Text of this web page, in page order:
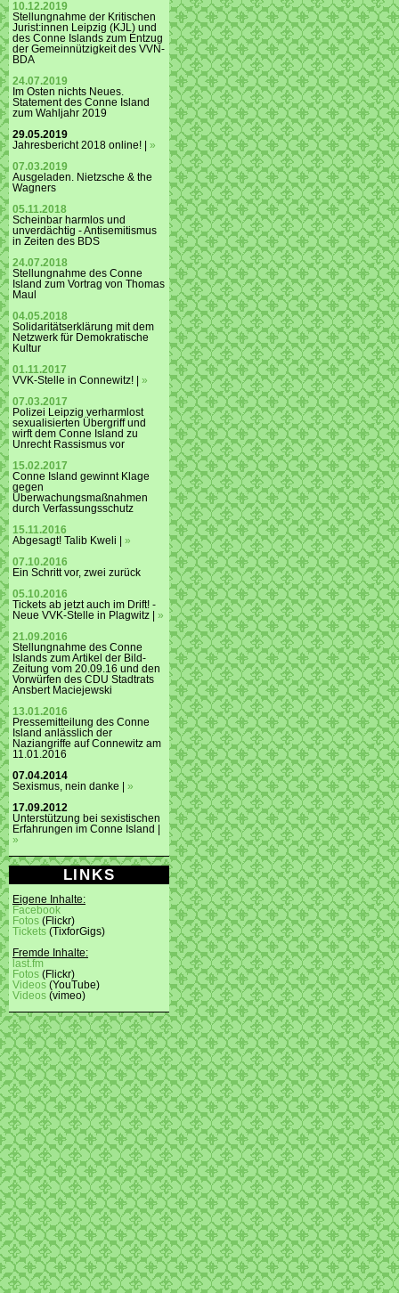
10.12.2019
Stellungnahme der Kritischen
Jurist:innen Leipzig (KJL) und
des Conne Islands zum Entzug
der Gemeinnützigkeit des VVN-
BDA
24.07.2019
Im Osten nichts Neues.
Statement des Conne Island
zum Wahljahr 2019
29.05.2019
Jahresbericht 2018 online! | »
07.03.2019
Ausgeladen. Nietzsche & the
Wagners
05.11.2018
Scheinbar harmlos und
unverdächtig - Antisemitismus
in Zeiten des BDS
24.07.2018
Stellungnahme des Conne
Island zum Vortrag von Thomas
Maul
04.05.2018
Solidaritätserklärung mit dem
Netzwerk für Demokratische
Kultur
01.11.2017
VVK-Stelle in Connewitz! | »
07.03.2017
Polizei Leipzig verharmlost
sexualisierten Übergriff und
wirft dem Conne Island zu
Unrecht Rassismus vor
15.02.2017
Conne Island gewinnt Klage
gegen
Überwachungsmaßnahmen
durch Verfassungsschutz
15.11.2016
Abgesagt! Talib Kweli | »
07.10.2016
Ein Schritt vor, zwei zurück
05.10.2016
Tickets ab jetzt auch im Drift! -
Neue VVK-Stelle in Plagwitz | »
21.09.2016
Stellungnahme des Conne
Islands zum Artikel der Bild-
Zeitung vom 20.09.16 und den
Vorwürfen des CDU Stadtrats
Ansbert Maciejewski
13.01.2016
Pressemitteilung des Conne
Island anlässlich der
Naziangriffe auf Connewitz am
11.01.2016
07.04.2014
Sexismus, nein danke | »
17.09.2012
Unterstützung bei sexistischen
Erfahrungen im Conne Island |
»
LINKS
Eigene Inhalte:
Facebook
Fotos (Flickr)
Tickets (TixforGigs)
Fremde Inhalte:
last.fm
Fotos (Flickr)
Videos (YouTube)
Videos (vimeo)